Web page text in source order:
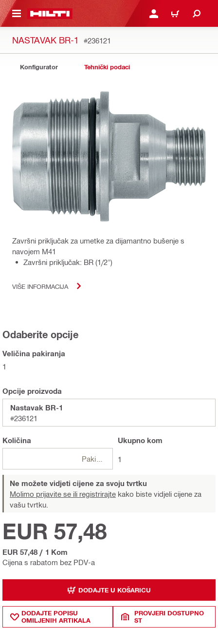
GLAVNI SADRŽAJ PRIJAVI SE ILI SE
KOŠARICA
NASTAVAK BR-1 #236121
Konfigurator Tehnički podaci
Završni priključak za umetke za dijamantno bušenje s
navojem M41
Završni priključak: BR (1/2")
VIŠE INFORMACIJA
Odaberite opcije
Veličina pakiranja
1
Opcije proizvoda
Nastavak BR-1
#236121
Količina Ukupnokom
1
Ne možete vidjeti cijene za svoju tvrtku
Molimo prijavite se ili registrirajte kako biste vidjeli cijene za
vašu tvrtku.
Cijena s rabatom bez PDV-a
EUR 57,48
EUR 57,48 / 1 Kom
DODAJTE U KOŠARICU
DODAJTE POPISU
OMILJENIH ARTIKALA
PROVJERI DOSTUPNO
ST